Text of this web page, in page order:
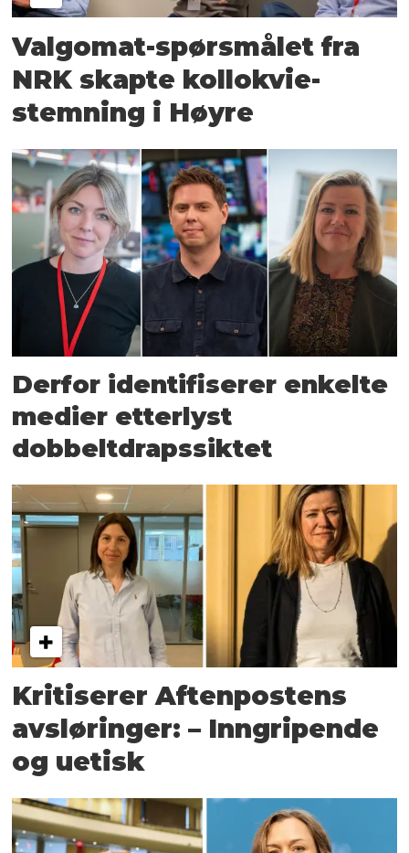
Valgomat-spørsmålet fra
NRK skapte kollokvie-
stemning i Høyre
Derfor identifiserer enkelte
medier etterlyst
dobbeltdrapssiktet
Kritiserer Aftenpostens
avsløringer: – Inngripende
og uetisk